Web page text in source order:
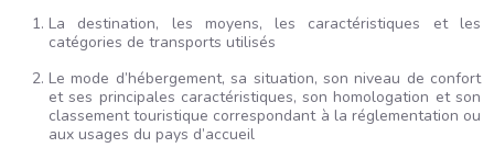
La destination, les moyens, les caractéristiques et les
catégories de transports utilisés
Le mode d’hébergement, sa situation, son niveau de confort
et ses principales caractéristiques, son homologation et son
classement touristique correspondant à la réglementation ou
aux usages du pays d’accueil